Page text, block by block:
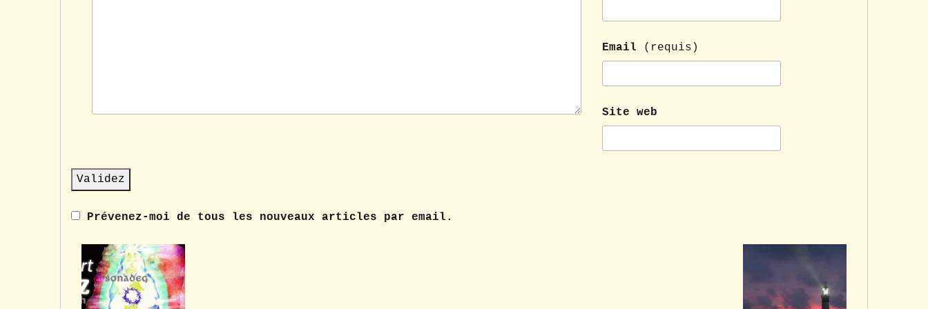
Email (requis)
Site web
Prévenez-moi de tous les nouveaux articles par email.